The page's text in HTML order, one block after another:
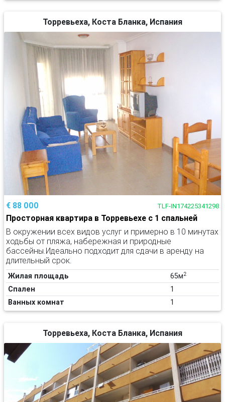
Торревьеха, Коста Бланка, Испания
€ 88 000 TLF-IN174225341298
Просторная квартира в Торревьехе с 1 спальней
В окружении всех видов услуг и примерно в 10 минутах
ходьбы от пляжа, набережная и природные
бассейны.Идеально подходит для сдачи в аренду на
длительный срок.
Жилая площадь 65м2
Спален
1
Ванных комнат
1
Торревьеха, Коста Бланка, Испания